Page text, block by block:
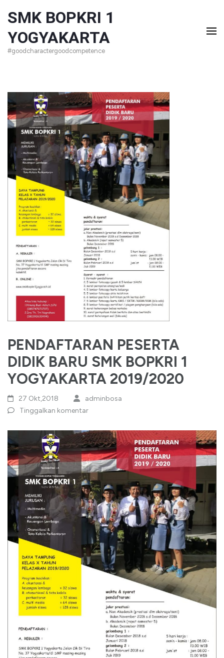
ke
konten
SMK BOPKRI 1
YOGYAKARTA
#goodcharactergoodcompetence
PENDAFTARAN PESERTA
DIDIK BARU SMK BOPKRI 1
YOGYAKARTA 2019/2020
27 Okt,2018
adminbosa
Tinggalkan komentar